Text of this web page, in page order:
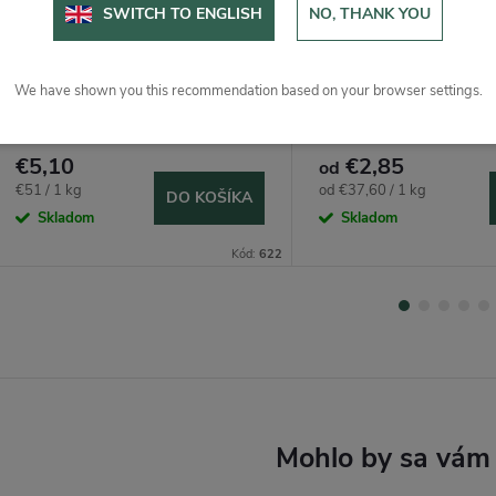
Badián mletý 100g
€5,10
Jednotková
cena:
€51 / 1 kg
Skladom
DO KOŠÍKA
Kód: 622
Badián celý
od €2,85
Jednotková
cena:
od €37,60 / 1 kg
Skladom
SWITCH TO ENGLISH NO, THANK YOU
We have shown you this recommendation based on your browser settings.